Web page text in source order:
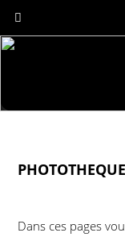
PHOTOTHEQUE
Dans ces pages